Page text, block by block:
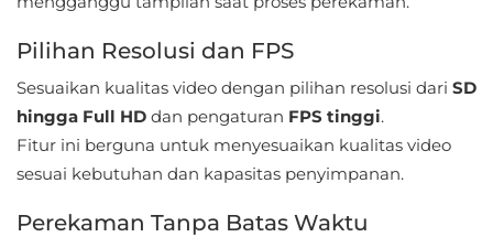
Entertainment
Events
Pilihan Resolusi dan FPS
Sesuaikan kualitas video dengan pilihan resolusi dari SD
hingga Full HD dan pengaturan FPS tinggi.
Fitur ini berguna untuk menyesuaikan kualitas video
sesuai kebutuhan dan kapasitas penyimpanan.
Perekaman Tanpa Batas Waktu